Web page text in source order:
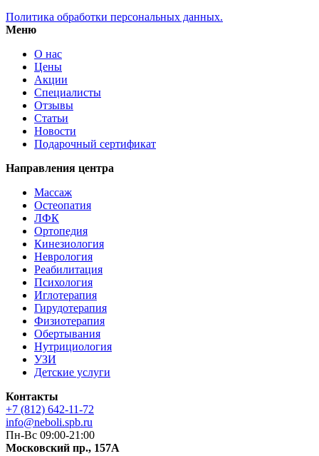
Политика обработки персональных данных.
Меню
О нас
Цены
Акции
Специалисты
Отзывы
Статьи
Новости
Подарочный сертификат
Направления центра
Массаж
Остеопатия
ЛФК
Ортопедия
Кинезиология
Неврология
Реабилитация
Психология
Иглотерапия
Гирудотерапия
Физиотерапия
Обертывания
Нутрициология
УЗИ
Детские услуги
Контакты
+7 (812) 642-11-72
info@neboli.spb.ru
Пн-Вс 09:00-21:00
Московский пр., 157А